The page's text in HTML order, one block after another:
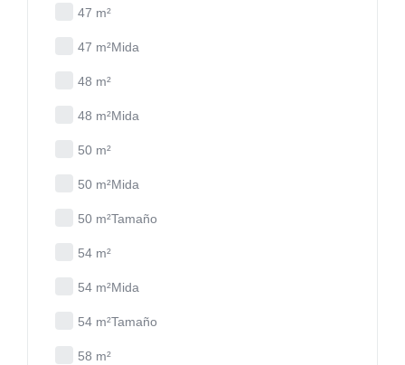
47 m²
47 m²Mida
48 m²
48 m²Mida
50 m²
50 m²Mida
50 m²Tamaño
54 m²
54 m²Mida
54 m²Tamaño
58 m²